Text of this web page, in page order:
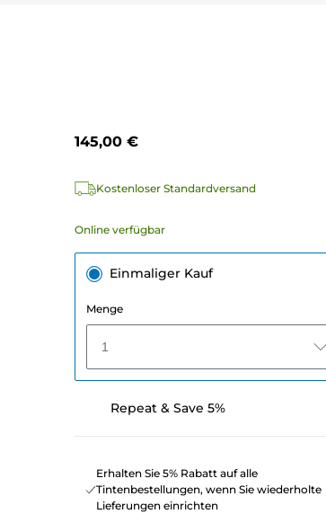
145,00 €
Kostenloser Standardversand
Online verfügbar
Einmaliger Kauf
Menge
1
Repeat & Save 5%
Erhalten Sie 5% Rabatt auf alle
Tintenbestellungen, wenn Sie wiederholte
Lieferungen einrichten